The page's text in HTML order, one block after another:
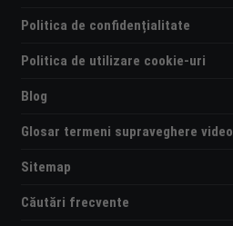
Politica de confidențialitate
Politica de utilizare cookie-uri
Blog
Glosar termeni supraveghere video
Sitemap
Căutări frecvente